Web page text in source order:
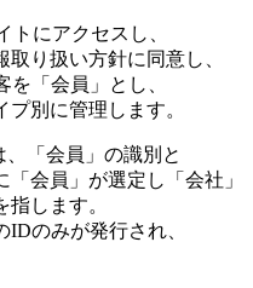
トにアクセスし、
り扱い方針に同意し、
「会員」とし、
別に管理します。
、「会員」の識別と
「会員」が選定し「会社」
します。
のみが発行され、